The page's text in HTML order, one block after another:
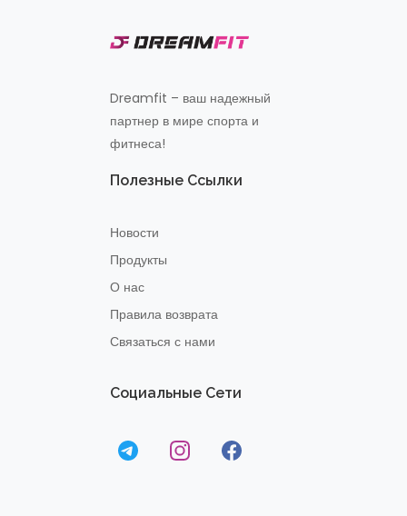
Dreamfit – ваш надежный
партнер в мире спорта и
фитнеса!
Полезные Ссылки
Новости
Продукты
О нас
Правила возврата
Связаться с нами
Социальные Сети